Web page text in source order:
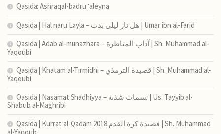
Qasida: Ashraqal-badru ‘aleyna
Qasida | Hal naru Layla – هل نار ليلى بدت | Umar ibn al-Farid
Qasida | Adab al-munazhara – آداب المناظرة | Sh. Muhammad al-
Yaqoubi
Qasida | Khatam al-Tirmidhi – قصيدة الترمذي | Sh. Muhammad al-
Yaqoubi
Qasida | Nasamat Shadhiyya – نسمات شذية | Us. Tayyib al-
Shabub al-Maghribi
Qasida | Kurrat al-Qadam 2018 قصيدة كرة القدم | Sh. Muhammad
al-Yaqoubi